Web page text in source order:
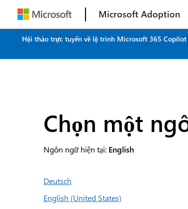
Microsoft Adoption
Hội thảo trực tuyến về lộ trình Microsoft 365
Chọn một
Ngôn ngữ hiện tại: English
Deutsch
English (United States)